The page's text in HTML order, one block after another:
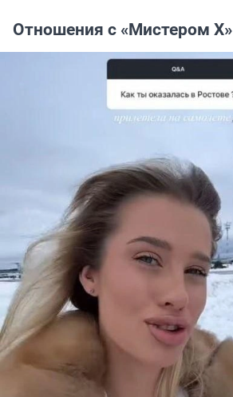
Отношения с «Мистером Х»